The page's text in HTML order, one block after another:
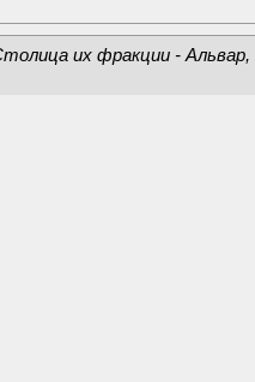
их фракции -